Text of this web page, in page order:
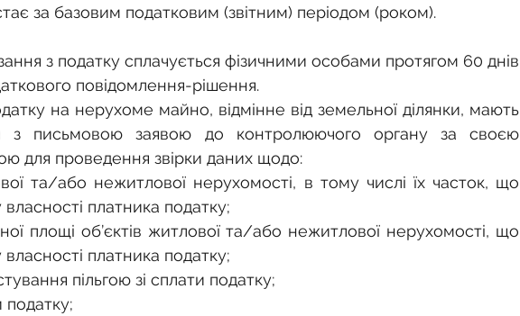
за базовим податковим (звітним) періодом (роком).
з податку сплачується фізичними особами протягом 60 днів
повідомлення-рішення.
на нерухоме майно, відмінне від земельної ділянки, мають
з письмовою заявою до контролюючого органу за своєю
для проведення звірки даних щодо:
та/або нежитлової нерухомості, в тому числі їх часток, що
платника податку;
площі об’єктів житлової та/або нежитлової нерухомості, що
платника податку;
пільгою зі сплати податку;
податку;